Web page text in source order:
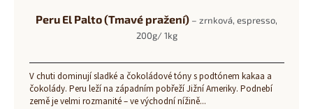
Peru El Palto (Tmavé pražení) – zrnková, espresso,
200g/ 1kg
V chuti dominují sladké a čokoládové tóny s podtónem kakaa a
čokolády. Peru leží na západním pobřeží Jižní Ameriky. Podnebí
země je velmi rozmanité – ve východní nížině...